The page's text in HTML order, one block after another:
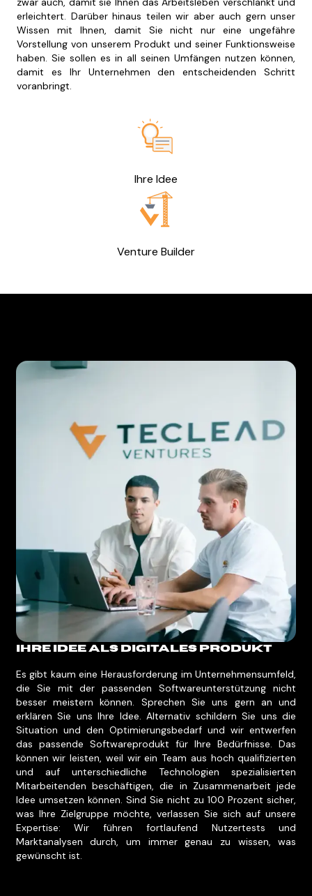
erleichtert. Darüber hinaus teilen wir aber auch gern unser
Wissen mit Ihnen, damit Sie nicht nur eine ungefähre
Vorstellung von unserem Produkt und seiner Funktionsweise
haben. Sie sollen es in all seinen Umfängen nutzen können,
damit es Ihr Unternehmen den entscheidenden Schritt
voranbringt.
Ihre Idee
Venture Builder
Ihre Idee als digitales Produkt
Es gibt kaum eine Herausforderung im Unternehmensumfeld,
die Sie mit der passenden Softwareunterstützung nicht
besser meistern können. Sprechen Sie uns gern an und
erklären Sie uns Ihre Idee. Alternativ schildern Sie uns die
Situation und den Optimierungsbedarf und wir entwerfen
das passende Softwareprodukt für Ihre Bedürfnisse. Das
können wir leisten, weil wir ein Team aus hoch qualifizierten
und auf unterschiedliche Technologien spezialisierten
Mitarbeitenden beschäftigen, die in Zusammenarbeit jede
Idee umsetzen können. Sind Sie nicht zu 100 Prozent sicher,
was Ihre Zielgruppe möchte, verlassen Sie sich auf unsere
Expertise: Wir führen fortlaufend Nutzertests und
Marktanalysen durch, um immer genau zu wissen, was
gewünscht ist.